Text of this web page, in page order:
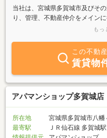
当社は、宮城県多賀城市及びそ
り、管理、不動産仲介をメイン
れているのが相続などで人の住
き家の管理・ご売却から不動産
社スタッフが丁寧にお客様のご
もっ
この不動
賃貸物
アパマンショップ多賀城
所在地
宮城県多賀城市八幡
最寄駅
ＪＲ仙石線 多賀城